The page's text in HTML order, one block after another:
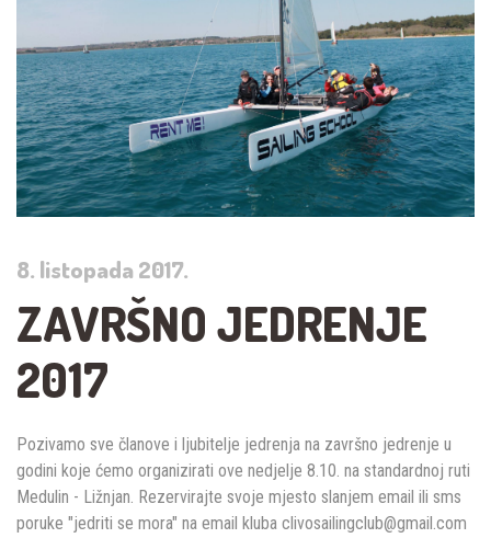
8. listopada 2017.
ZAVRŠNO JEDRENJE
2017
Pozivamo sve članove i ljubitelje jedrenja na završno jedrenje u
godini koje ćemo organizirati ove nedjelje 8.10. na standardnoj ruti
Medulin - Ližnjan. Rezervirajte svoje mjesto slanjem email ili sms
poruke "jedriti se mora" na email kluba clivosailingclub@gmail.com